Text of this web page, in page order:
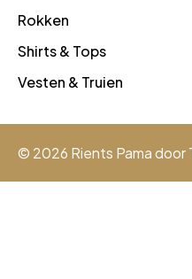
Rokken
Shirts & Tops
Vesten & Truien
© 2026 Rients Pama door